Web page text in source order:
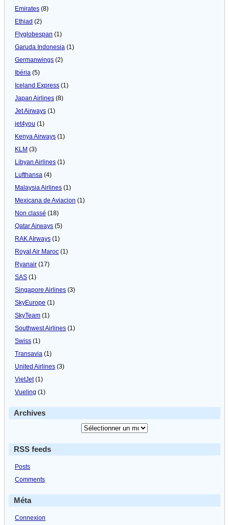
Emirates (8)
Ethiad (2)
Flyglobespan (1)
Garuda Indonesia (1)
Germanwings (2)
Ibéria (5)
Iceland Express (1)
Japan Airlines (8)
Jet Airways (1)
jet4you (1)
Kenya Airways (1)
KLM (3)
Libyan Airlines (1)
Lufthansa (4)
Malaysia Airlines (1)
Mexicana de Aviacion (1)
Non classé (18)
Qatar Airways (5)
RAK AIrways (1)
Royal Air Maroc (1)
Ryanair (17)
SAS (1)
Singapore Airlines (3)
SkyEurope (1)
SkyTeam (1)
Southwest Airlines (1)
Swiss (1)
Transavia (1)
United Airlines (3)
VietJet(1)
Vueling (1)
Archives
RSS feeds
Posts
Comments
Méta
Connexion